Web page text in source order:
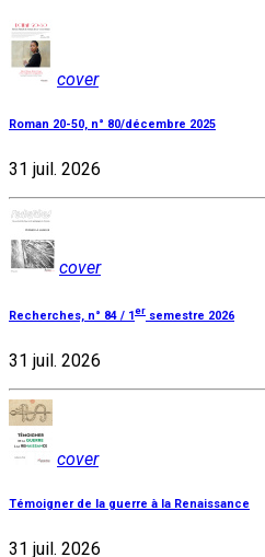
cover
Roman 20-50, n° 80/décembre 2025
31 juil. 2026
cover
Recherches, n° 84 / 1er semestre 2026
31 juil. 2026
cover
Témoigner de la guerre à la Renaissance
31 juil. 2026